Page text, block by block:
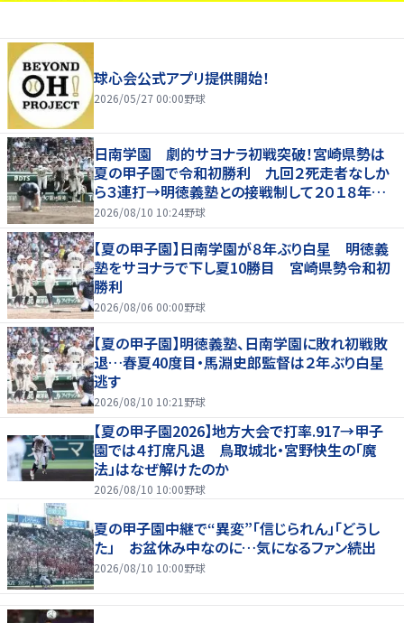
球心会公式アプリ提供開始！
2026/05/27 00:00野球
日南学園 劇的サヨナラ初戦突破！宮崎県勢は
夏の甲子園で令和初勝利 九回２死走者なしか
ら３連打→明徳義塾との接戦制して２０１８年以
来の勝利
2026/08/10 10:24野球
【夏の甲子園】日南学園が８年ぶり白星 明徳義
塾をサヨナラで下し夏10勝目 宮崎県勢令和初
勝利
2026/08/06 00:00野球
【夏の甲子園】明徳義塾、日南学園に敗れ初戦敗
退…春夏40度目・馬淵史郎監督は２年ぶり白星
逃す
2026/08/10 10:21 野球
【夏の甲子園2026】地方大会で打率.917→甲子
園では４打席凡退 鳥取城北・宮野快生の「魔
法」はなぜ解けたのか
2026/08/10 10:00野球
夏の甲子園中継で“異変”「信じられん」「どうし
た」 お盆休み中なのに…気になるファン続出
2026/08/10 10:00野球